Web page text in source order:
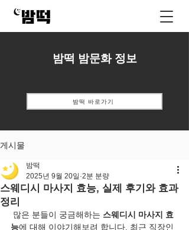
밤떡 밤문화 정보
밤떡 바로가기
게시물
스웨디시 마사지 효능, 실제 후기와 효과
정리
밤떡
2025년 9월 20일 2분 분량
많은 분들이 궁금해하는 스웨디시 마사지 효
능에 대해 이야기해보려 합니다. 최근 직장인